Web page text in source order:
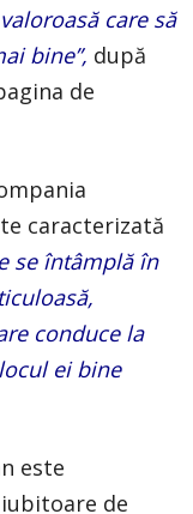
care să
bine”, după
de
caracterizată
se întâmplă în
conduce la
ei bine
este
de